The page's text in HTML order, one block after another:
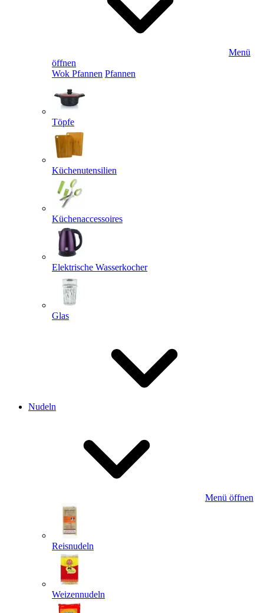
Menü
öffnen
Wok Pfannen Pfannen
Töpfe
Küchenutensilien
Küchenaccessoires
Elektrische Wasserkocher
Glas
Nudeln
Menü öffnen
Reisnudeln
Weizennudeln